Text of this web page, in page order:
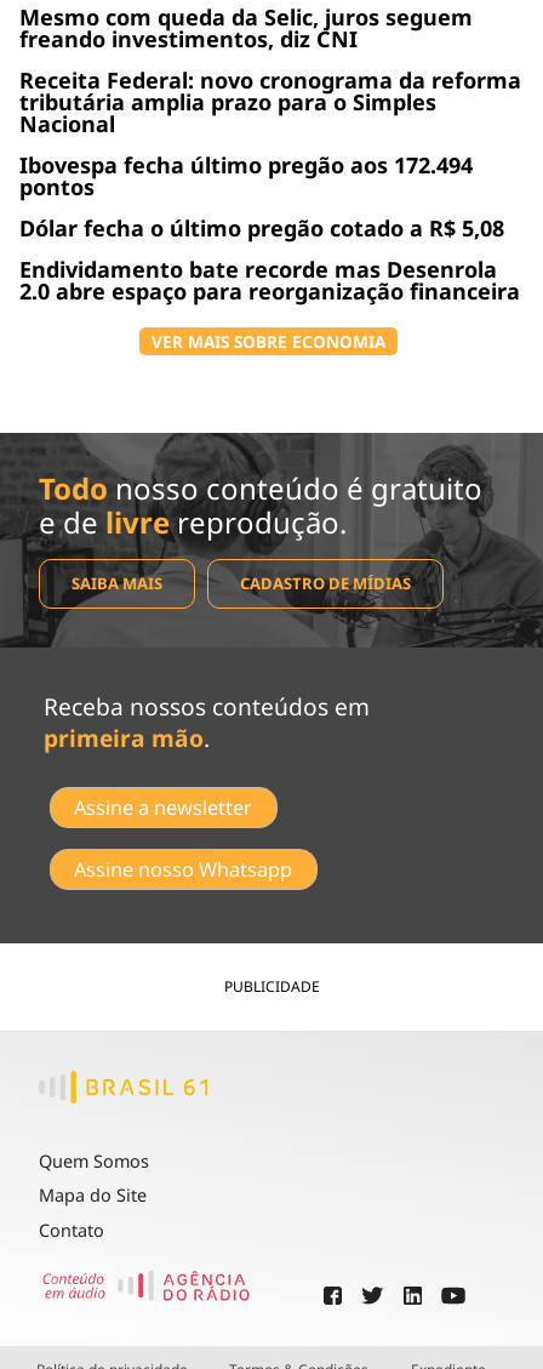
Mesmo com queda da Selic, juros seguem
freando investimentos, diz CNI
Receita Federal: novo cronograma da reforma
tributária amplia prazo para o Simples
Nacional
Ibovespa fecha último pregão aos 172.494
pontos
Dólar fecha o último pregão cotado a R$ 5,08
Endividamento bate recorde mas Desenrola
2.0 abre espaço para reorganização financeira
VER MAIS SOBRE ECONOMIA
Todo nosso conteúdo é gratuito
e de livrereprodução.
SAIBA MAIS CADASTRO DE MÍDIAS
Receba nossos conteúdos em
primeira mão.
Assine a newsletter
Assine nosso Whatsapp
PUBLICIDADE
Quem Somos
Mapa do Site
Contato